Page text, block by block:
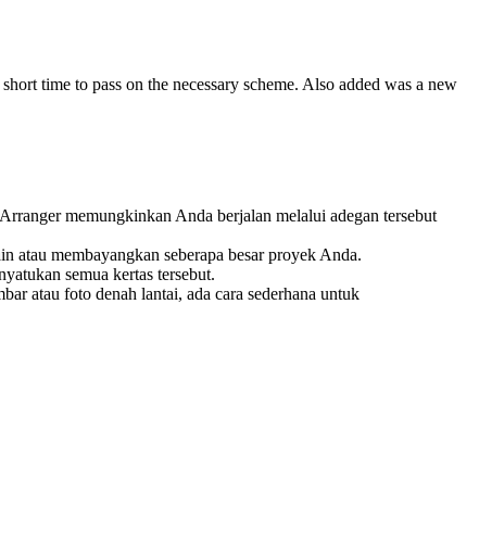
time to pass on the necessary scheme. Also added was a new
memungkinkan Anda berjalan melalui adegan tersebut
atau membayangkan seberapa besar proyek Anda.
semua kertas tersebut.
atau foto denah lantai, ada cara sederhana untuk